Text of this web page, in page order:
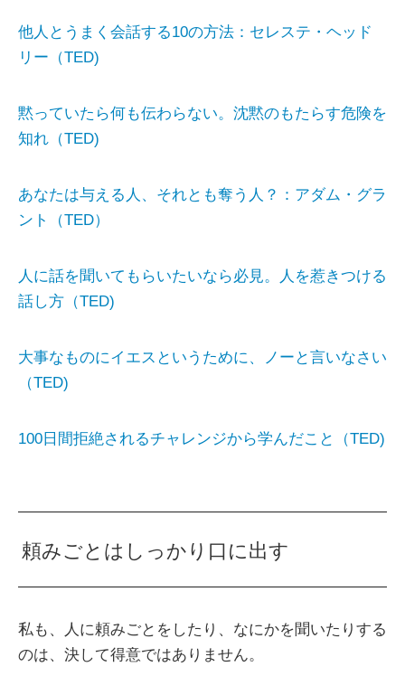
他人とうまく会話する10の方法：セレステ・ヘッド
リー（TED)
黙っていたら何も伝わらない。沈黙のもたらす危険を
知れ（TED)
あなたは与える人、それとも奪う人？：アダム・グラ
ント（TED）
人に話を聞いてもらいたいなら必見。人を惹きつける
話し方（TED)
大事なものにイエスというために、ノーと言いなさい
（TED)
100日間拒絶されるチャレンジから学んだこと（TED)
頼みごとはしっかり口に出す
私も、人に頼みごとをしたり、なにかを聞いたりする
のは、決して得意ではありません。